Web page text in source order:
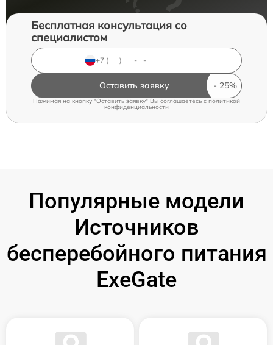
Бесплатная консультация со
специалистом
Оставить заявку
Нажимая на кнопку "Оставить заявку" Вы соглашаетесь cполитикой
конфиденциальности
Популярные модели
Источников
бесперебойного питания
ExeGate